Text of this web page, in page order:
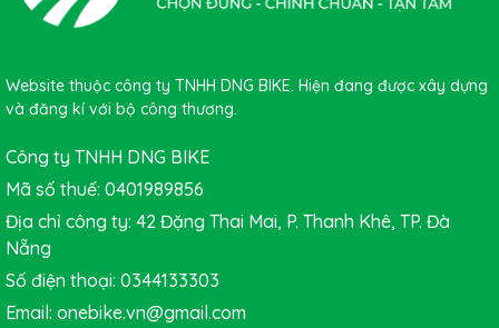
Website thuộc công ty TNHH DNG BIKE. Hiện đang được xây dựng
và đăng kí với bộ công thương.
Công ty TNHH DNG BIKE
Mã số thuế: 0401989856
Địa chỉ công ty: 42 Đặng Thai Mai, P. Thanh Khê, TP. Đà
Nẵng
Số điện thoại: 0344133303
Email: onebike.vn@gmail.com